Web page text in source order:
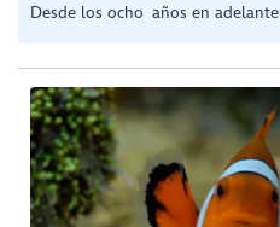
Desde los ocho años en adelante